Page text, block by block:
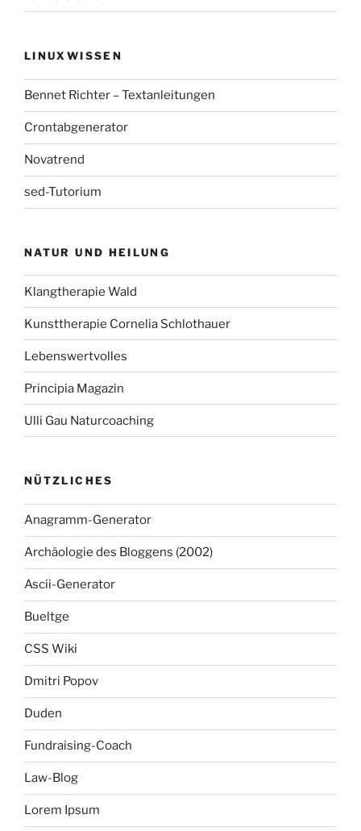
LINUXWISSEN
Bennet Richter – Textanleitungen
Crontabgenerator
Novatrend
sed-Tutorium
NATUR UND HEILUNG
Klangtherapie Wald
Kunsttherapie Cornelia Schlothauer
Lebenswertvolles
Principia Magazin
Ulli Gau Naturcoaching
NÜTZLICHES
Anagramm-Generator
Archäologie des Bloggens (2002)
Ascii-Generator
Bueltge
CSS Wiki
Dmitri Popov
Duden
Fundraising-Coach
Law-Blog
Lorem Ipsum